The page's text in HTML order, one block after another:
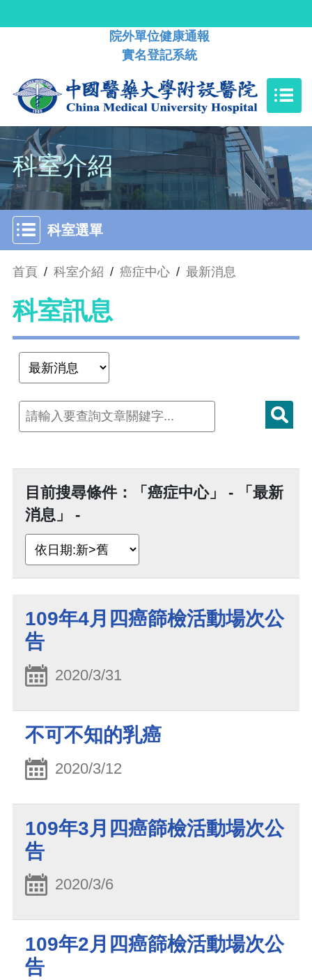
院外單位健康通報
實名登記系統
科室介紹
科室選單
首頁 / 科室介紹 / 癌症中心 / 最新消息
科室訊息
目前搜尋條件：「癌症中心」 - 「最新
消息」 -
109年4月四癌篩檢活動場次公
告
2020/3/31
不可不知的乳癌
2020/3/12
109年3月四癌篩檢活動場次公
告
2020/3/6
109年2月四癌篩檢活動場次公
告